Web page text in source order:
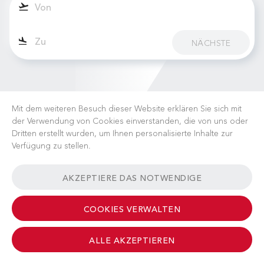
NÄCHSTE
GESCHÄFTSBEDINGUNGEN KONTAKT
© 2026 Albinati Aeronautics - All Rights Reserved
Mit dem weiteren Besuch dieser Website erklären Sie sich mit
der Verwendung von Cookies einverstanden, die von uns oder
Dritten erstellt wurden, um Ihnen personalisierte Inhalte zur
Verfügung zu stellen.
AKZEPTIERE DAS NOTWENDIGE
COOKIES VERWALTEN
ALLE AKZEPTIEREN